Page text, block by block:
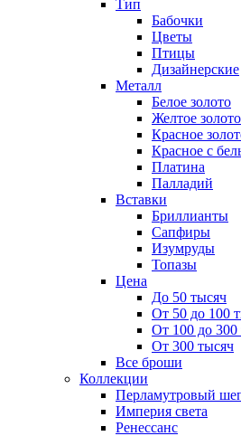
Тип
Бабочки
Цветы
Птицы
Дизайнерские
Металл
Белое золото
Желтое золото
Красное
Красное с
Платина
Палладий
Вставки
Бриллианты
Сапфиры
Изумруды
Топазы
Цена
До 50 тысяч
От 50 до 100
От 100 до 300
От 300 тысяч
Все броши
Коллекции
Перламутровый
Империя света
Ренессанс